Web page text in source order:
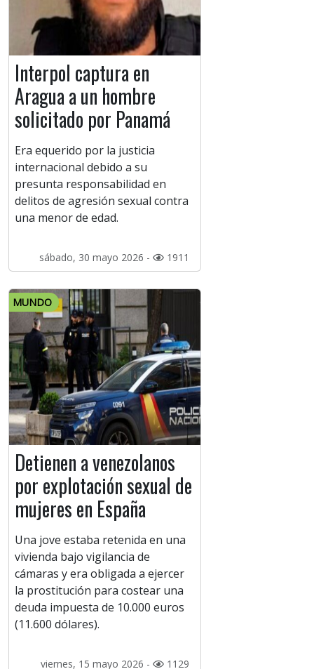
Interpol captura en
Aragua a un hombre
solicitado por Panamá
Era equerido por la justicia
internacional debido a su
presunta responsabilidad en
delitos de agresión sexual contra
una menor de edad.
sábado, 30 mayo 2026 - 1911
MUNDO
Detienen a venezolanos
por explotación sexual de
mujeres en España
Una jove estaba retenida en una
vivienda bajo vigilancia de
cámaras y era obligada a ejercer
la prostitución para costear una
deuda impuesta de 10.000 euros
(11.600 dólares).
viernes, 15 mayo 2026 - 1129